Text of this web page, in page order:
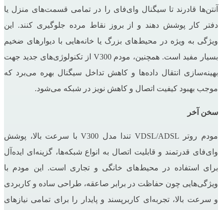
آنتن‌ها قادرند تا سیگنال وای‌فای را در تمامی قسمت‌های منزل یا
دفتر کار پوشش دهند و از بروز نقاط مرده جلوگیری کنند. این
ویژگی به ویژه در محیط‌های بزرگ یا خانه‌هایی با دیوارهای ضخیم
بسیار مفید است. همچنین، مودم V300 از تکنولوژی‌های جدید جهت
بهینه‌سازی انتقال داده‌ها و کاهش تداخل سیگنال بهره می‌برد که
موجب بهبود کیفیت اتصال و کاهش نویز در شبکه می‌شود.
سخن آخر
مودم روتر VDSL/ADSL تندا مدل V300 با سرعت بالا، پوشش
وای‌فای قدرتمند و قابلیت اتصال به انواع شبکه‌ها، گزینه‌ای ایده‌آل
برای استفاده در محیط‌های خانگی و تجاری است. این مودم با
ویژگی‌هایی چون حفاظت در برابر صاعقه، طراحی ساده و کاربردی
و سرعت بالا، تجربه‌ای کاربرپسند و پایدار را برای تمامی نیازهای